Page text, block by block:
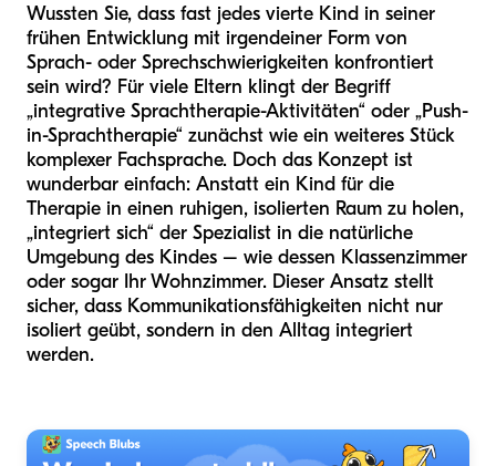
Wussten Sie, dass fast jedes vierte Kind in seiner
frühen Entwicklung mit irgendeiner Form von
Sprach- oder Sprechschwierigkeiten konfrontiert
sein wird? Für viele Eltern klingt der Begriff
„integrative Sprachtherapie-Aktivitäten“ oder „Push-
in-Sprachtherapie“ zunächst wie ein weiteres Stück
komplexer Fachsprache. Doch das Konzept ist
wunderbar einfach: Anstatt ein Kind für die
Therapie in einen ruhigen, isolierten Raum zu holen,
„integriert sich“ der Spezialist in die natürliche
Umgebung des Kindes – wie dessen Klassenzimmer
oder sogar Ihr Wohnzimmer. Dieser Ansatz stellt
sicher, dass Kommunikationsfähigkeiten nicht nur
isoliert geübt, sondern in den Alltag integriert
werden.